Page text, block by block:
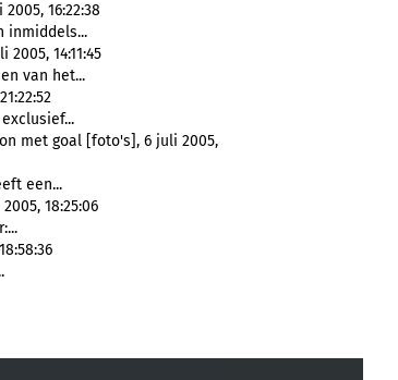
16:22:38
inmiddels...
14:11:45
van het...
met goal [foto's], 6 juli 2005,
een...
18:25:06